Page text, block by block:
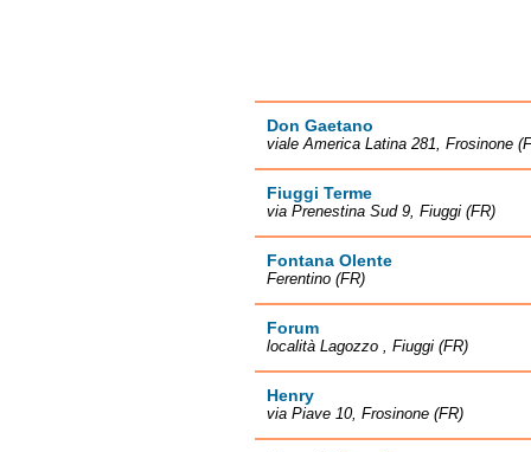
Don Gaetano
viale America Latina 281, Frosinone
Fiuggi Terme
via Prenestina Sud 9, Fiuggi (FR)
Fontana Olente
Ferentino (FR)
Forum
località Lagozzo , Fiuggi (FR)
Henry
via Piave 10, Frosinone (FR)